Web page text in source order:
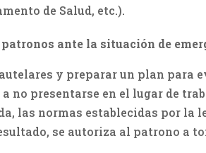
de Salud, etc.).
ante la situación de
y preparar un plan para
no presentarse en el lugar de
las normas establecidas por la
se autoriza al patrono a